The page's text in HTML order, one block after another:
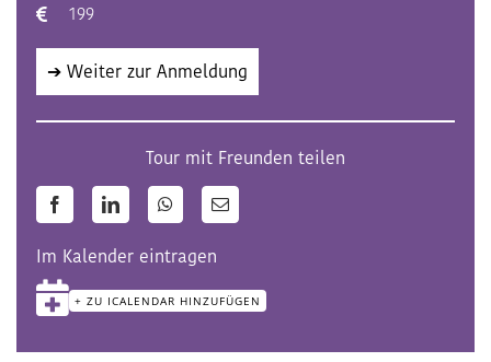
199
➔ Weiter zur Anmeldung
Tour mit Freunden teilen
FacebookLinkedInWhatsApp
E-
Mail
Im Kalender eintragen
+ ZU ICALENDAR HINZUFÜGEN